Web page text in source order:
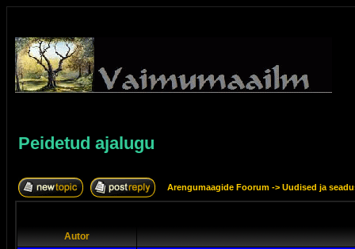
Peidetud ajalugu
Arengumaagide Foorum -> Uudised ja
Autor